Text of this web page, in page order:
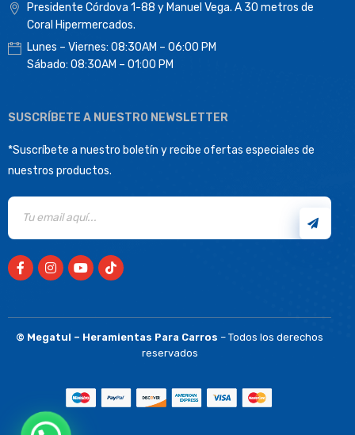
Presidente Córdova 1-88 y Manuel Vega. A 30 metros de
Coral Hipermercados.
Lunes – Viernes: 08:30AM – 06:00 PM
Sábado: 08:30AM – 01:00 PM
SUSCRÍBETE A NUESTRO NEWSLETTER
*Suscríbete a nuestro boletín y recibe ofertas especiales de
nuestros productos.
© Megatul – Heramientas Para Carros – Todos los derechos
reservados